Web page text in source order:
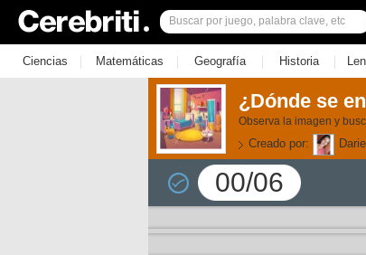
Ciencias | Matemáticas | Geografía | Historia |
¿Dónde se
Observa la imagen y
Creado por:
00/06